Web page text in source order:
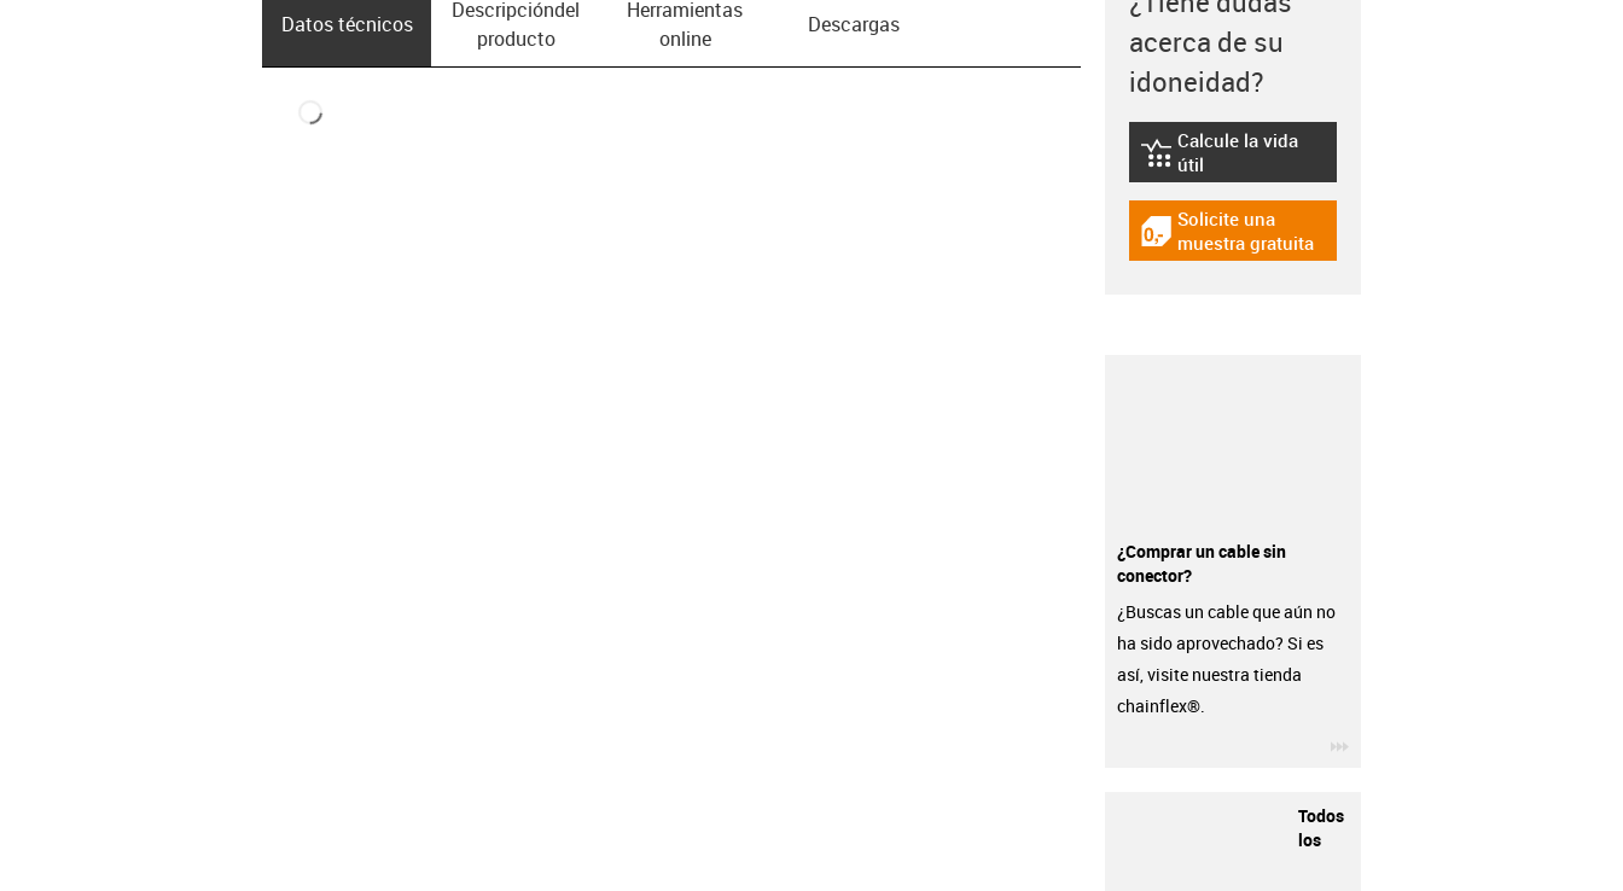
Datos técnicos
Descripción­del
producto
Herramientas
online
Descargas
acerca de su
idoneidad?
igus-icon-lebensdauerrechner
Calcule la vida
útil
igus-icon-gratismuster
Solicite una
muestra gratuita
¿Comprar un cable sin
conector?
¿Buscas un cable que aún no
ha sido aprovechado? Si es
así, visite nuestra tienda
chainflex®.
Todos
los